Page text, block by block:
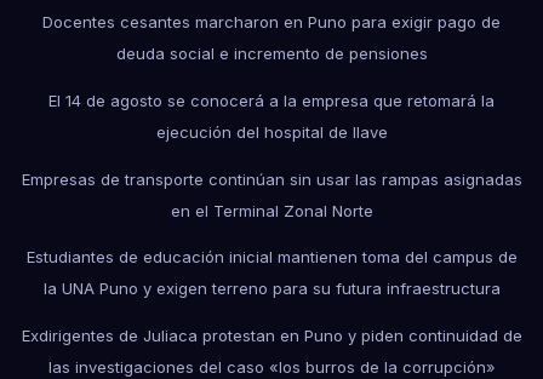
Docentes cesantes marcharon en Puno para exigir pago de
deuda social e incremento de pensiones
El 14 de agosto se conocerá a la empresa que retomará la
ejecución del hospital de Ilave
Empresas de transporte continúan sin usar las rampas asignadas
en el Terminal Zonal Norte
Estudiantes de educación inicial mantienen toma del campus de
la UNA Puno y exigen terreno para su futura infraestructura
Exdirigentes de Juliaca protestan en Puno y piden continuidad de
las investigaciones del caso «los burros de la corrupción»